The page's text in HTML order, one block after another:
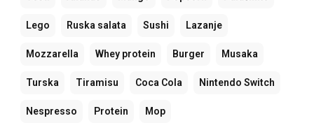
Lego Ruska salata Sushi Lazanje
Mozzarella Whey protein Burger Musaka
Turska Tiramisu Coca Cola Nintendo Switch
Nespresso Protein Mop